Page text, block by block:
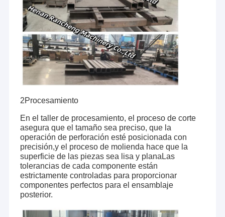
2Procesamiento
En el taller de procesamiento, el proceso de corte
asegura que el tamaño sea preciso, que la
operación de perforación esté posicionada con
precisión,y el proceso de molienda hace que la
superficie de las piezas sea lisa y planaLas
tolerancias de cada componente están
estrictamente controladas para proporcionar
componentes perfectos para el ensamblaje
posterior.